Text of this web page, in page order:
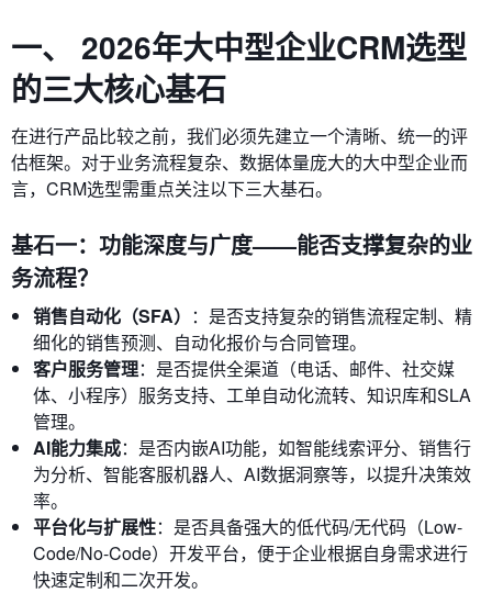
一、 2026年大中型企业CRM选型
的三大核心基石
在进行产品比较之前，我们必须先建立一个清晰、统一的评
估框架。对于业务流程复杂、数据体量庞大的大中型企业而
言，CRM选型需重点关注以下三大基石。
基石一：功能深度与广度——能否支撑复杂的业
务流程？
销售自动化（SFA） ：是否支持复杂的销售流程定制、精
细化的销售预测、自动化报价与合同管理。
客户服务管理：是否提供全渠道（电话、邮件、社交媒
体、小程序）服务支持、工单自动化流转、知识库和SLA
管理。
AI能力集成：是否内嵌AI功能，如智能线索评分、销售行
为分析、智能客服机器人、AI数据洞察等，以提升决策效
率。
平台化与扩展性：是否具备强大的低代码/无代码（Low-
Code/No-Code）开发平台，便于企业根据自身需求进行
快速定制和二次开发。